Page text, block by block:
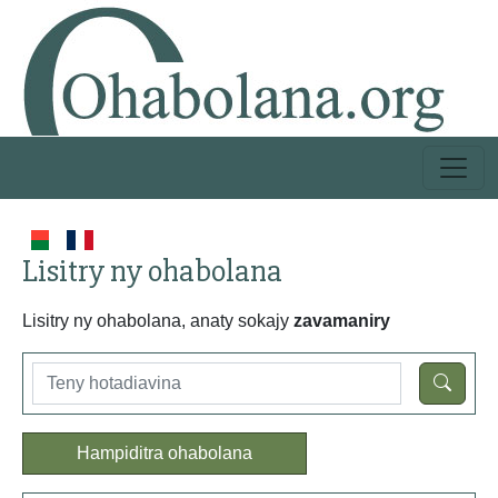
Lisitry ny ohabolana
Lisitry ny ohabolana, anaty sokajy zavamaniry
Hampiditra ohabolana